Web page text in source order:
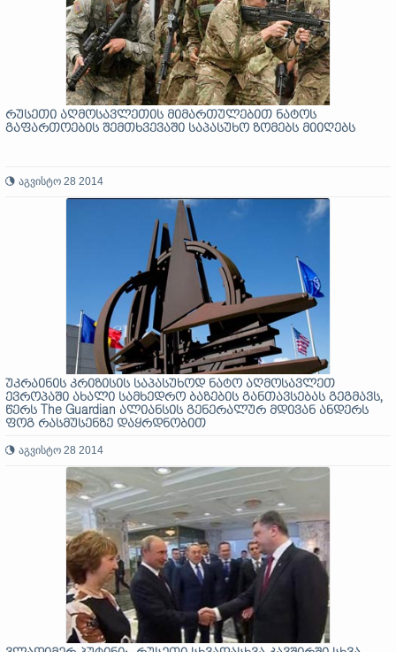
რუსეთი აღმოსავლეთის მიმართულებით ნატოს
გაფართოების შემთხვევაში საპასუხო ზომებს მიიღებს
აგვისტო 28 2014
უკრაინის კრიზისის საპასუხოდ ნატო აღმოსავლეთ
ევროპაში ახალი სამხედრო ბაზების განთავსებას გეგმავს,
წერს The Guardian ალიანსის გენერალურ მდივან ანდერს
ფოგ რასმუსენზე დაყრდნობით
აგვისტო 28 2014